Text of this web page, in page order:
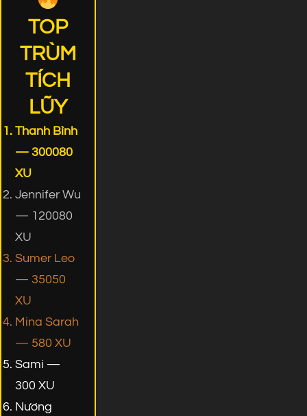
TOP
TRÙM
TÍCH
LŨY
Thanh Bình
— 300080
XU
Jennifer Wu
— 120080
XU
Sumer Leo
— 35050
XU
Mina Sarah
— 580 XU
Sami —
300 XU
Nương